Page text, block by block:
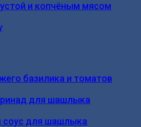
и копчёным мясом
базилика и томатов
для шашлыка
соус для шашлыка